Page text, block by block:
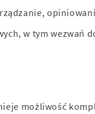
w tym wezwań
możliwość